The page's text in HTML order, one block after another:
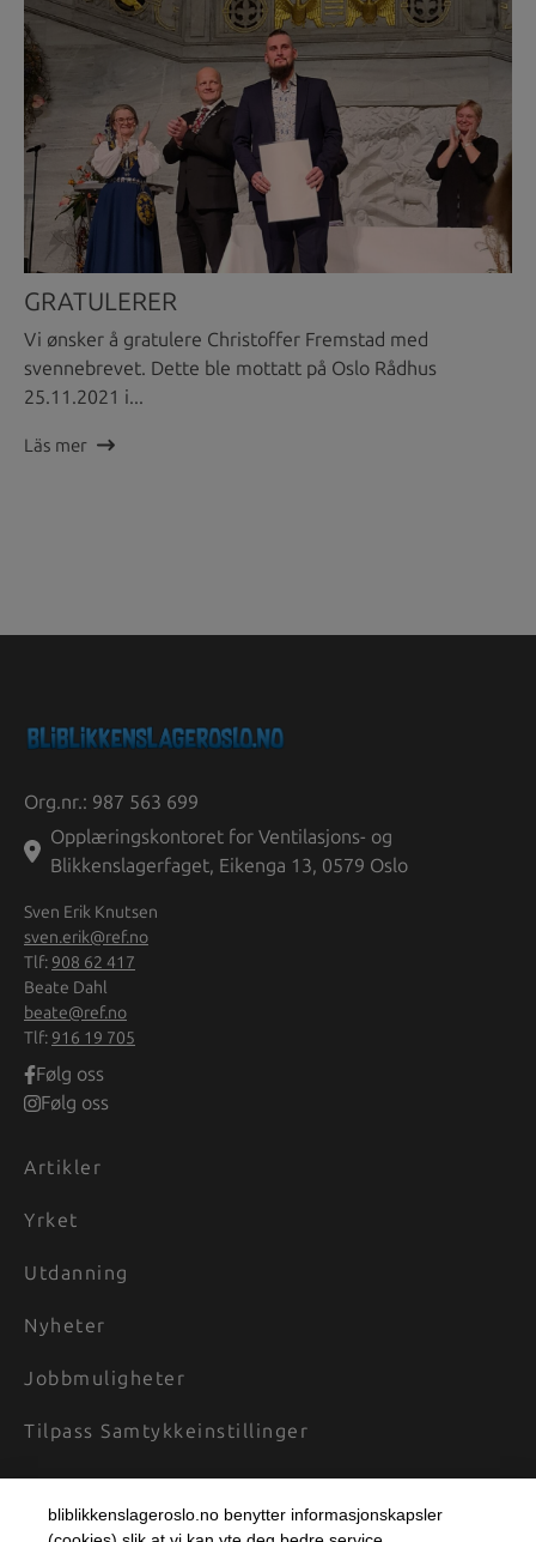
GRATULERER
Vi ønsker å gratulere Christoffer Fremstad med
svennebrevet. Dette ble mottatt på Oslo Rådhus
25.11.2021 i...
Läs mer
Org.nr.: 987 563 699
Opplæringskontoret for Ventilasjons- og
Blikkenslagerfaget, Eikenga 13, 0579 Oslo
Sven Erik Knutsen
sven.erik@ref.no
Tlf: 908 62 417
Beate Dahl
beate@ref.no
Tlf: 916 19 705
Følg oss
Følg oss
Artikler
Yrket
Utdanning
Nyheter
Jobbmuligheter
Tilpass Samtykkeinstillinger
bliblikkenslageroslo.no benytter informasjonskapsler